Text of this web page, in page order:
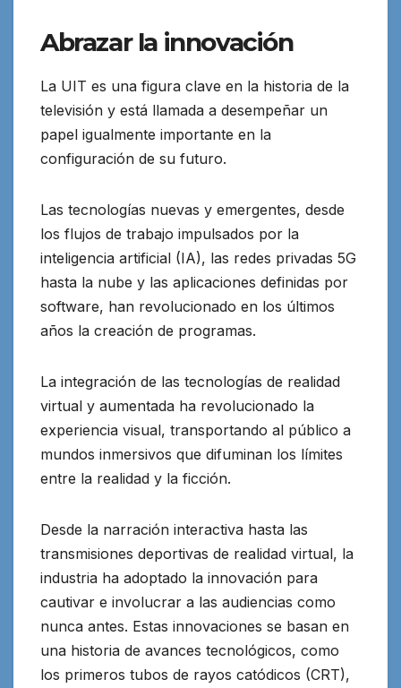
Abrazar la innovación
La UIT es una figura clave en la historia de la
televisión y está llamada a desempeñar un
papel igualmente importante en la
configuración de su futuro.
Las tecnologías nuevas y emergentes, desde
los flujos de trabajo impulsados por la
inteligencia artificial (IA), las redes privadas 5G
hasta la nube y las aplicaciones definidas por
software, han revolucionado en los últimos
años la creación de programas.
La integración de las tecnologías de realidad
virtual y aumentada ha revolucionado la
experiencia visual, transportando al público a
mundos inmersivos que difuminan los límites
entre la realidad y la ficción.
Desde la narración interactiva hasta las
transmisiones deportivas de realidad virtual, la
industria ha adoptado la innovación para
cautivar e involucrar a las audiencias como
nunca antes. Estas innovaciones se basan en
una historia de avances tecnológicos, como
los primeros tubos de rayos catódicos (CRT),